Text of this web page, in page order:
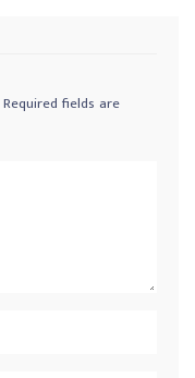
Required fields are